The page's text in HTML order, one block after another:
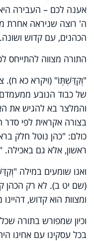
אענה לכם – העבירה
ה' רוצה שניראה אחרת
הכהנים, עם קדוש ושונה.
התורה מצווה להתייחס
"וְקִדַּשְׁתּֽוֹ" (ויקרא כא ח).
של כבוד הנובע
והמלצר בא להגיש את
בצורה אקראית לפי סדר
כולם: "כהן נוטל חלק
ראשון, אלא גם באכילה.
ואנו שומעים במילה
(שם יט ב). לא רק הכהן
ומצוות הוא קדוש,
וכיון שמפורש בתורה
בכל עסקינו עם אחינו